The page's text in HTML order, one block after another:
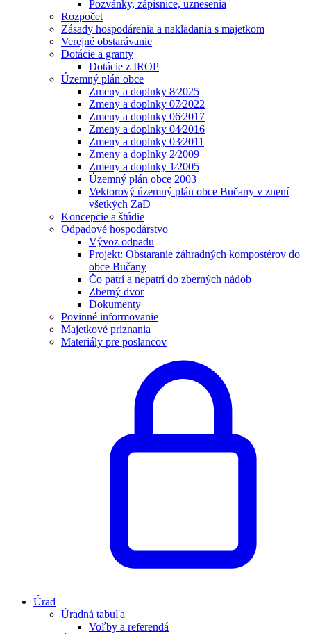
Pozvánky, zápisnice, uznesenia
Rozpočet
Zásady hospodárenia a nakladania s majetkom
Verejné obstarávanie
Dotácie a granty
Dotácie z IROP
Územný plán obce
Zmeny a doplnky 8⁄2025
Zmeny a doplnky 07⁄2022
Zmeny a doplnky 06⁄2017
Zmeny a doplnky 04⁄2016
Zmeny a doplnky 03⁄2011
Zmeny a doplnky 2⁄2009
Zmeny a doplnky 1⁄2005
Územný plán obce 2003
Vektorový územný plán obce Bučany v znení
všetkých ZaD
Koncepcie a štúdie
Odpadové hospodárstvo
Vývoz odpadu
Projekt: Obstaranie záhradných kompostérov do
obce Bučany
Čo patrí a nepatrí do zberných nádob
Zberný dvor
Dokumenty
Povinné informovanie
Majetkové priznania
Materiály pre poslancov
Úrad
Úradná tabuľa
Voľby a referendá